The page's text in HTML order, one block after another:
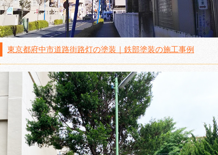
東京都府中市道路街路灯の塗装｜鉄部塗装の施工事例